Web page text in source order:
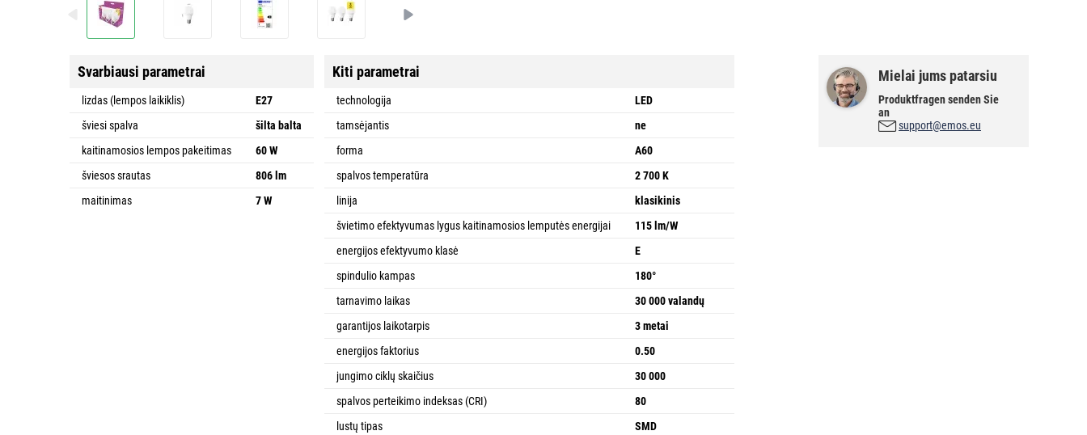
Svarbiausi parametrai
lizdas (lempos laikiklis)
E27
šviesi spalva
šilta balta
kaitinamosios lempos pakeitimas
60 W
šviesos srautas
806 lm
maitinimas
7 W
Kiti parametrai
technologija
LED
tamsėjantis
ne
forma
A60
spalvos temperatūra
2 700 K
linija
klasikinis
švietimo efektyvumas lygus kaitinamosios lemputės energijai
115 lm/W
energijos efektyvumo klasė
E
spindulio kampas
180°
tarnavimo laikas
30 000 valandų
garantijos laikotarpis
3 metai
energijos faktorius
0.50
jungimo ciklų skaičius
30 000
spalvos perteikimo indeksas (CRI)
80
lustų tipas
SMD
Mielai jums patarsiu
Produktfragen senden Sie
an
support@emos.eu